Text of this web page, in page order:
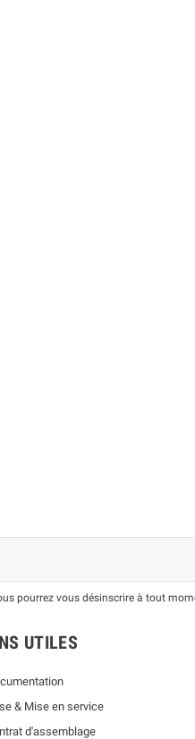
pourrez vous désinscrire à tout
UTILES
& Mise en service
d'assemblage